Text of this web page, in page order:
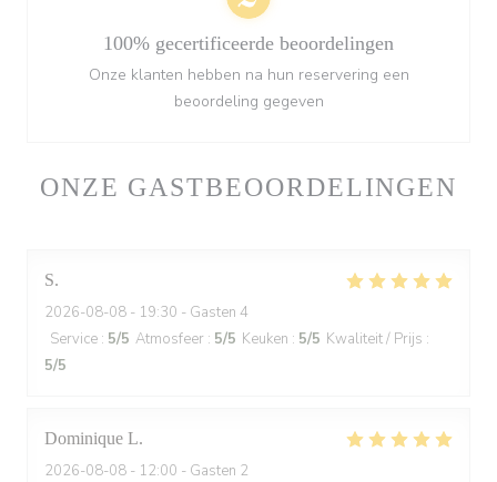
ONZE GASTBEOORDELINGEN
S
2026-08-08 - 19:30 - Gasten 4
Service : 5/5 Atmosfeer : 5/5 Keuken : 5/5 Kwaliteit / Prijs :
5/5
Dominique L
2026-08-08 - 12:00 - Gasten 2
100% gecertificeerde beoordelingen
Onze klanten hebben na hun reservering een
beoordeling gegeven